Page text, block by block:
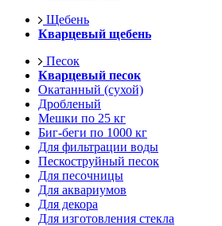
Щебень
Кварцевый щебень
Песок
Кварцевый песок
Окатанный (сухой)
Дробленый
Мешки по 25 кг
Биг-беги по 1000 кг
Для фильтрации воды
Пескоструйный песок
Для песочницы
Для аквариумов
Для декора
Для изготовления стекла